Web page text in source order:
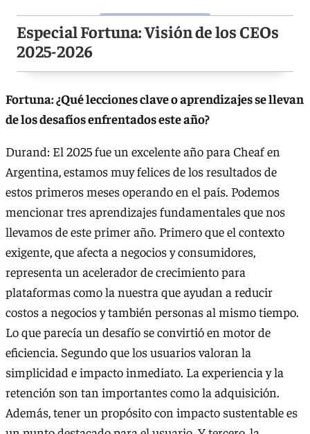
Especial Fortuna: Visión de los CEOs
2025-2026
Fortuna: ¿Qué lecciones clave o aprendizajes se llevan
de los desafíos enfrentados este año?
Durand: El 2025 fue un excelente año para Cheaf en
Argentina, estamos muy felices de los resultados de
estos primeros meses operando en el país. Podemos
mencionar tres aprendizajes fundamentales que nos
llevamos de este primer año. Primero que el contexto
exigente, que afecta a negocios y consumidores,
representa un acelerador de crecimiento para
plataformas como la nuestra que ayudan a reducir
costos a negocios y también personas al mismo tiempo.
Lo que parecía un desafío se convirtió en motor de
eficiencia. Segundo que los usuarios valoran la
simplicidad e impacto inmediato. La experiencia y la
retención son tan importantes como la adquisición.
Además, tener un propósito con impacto sustentable es